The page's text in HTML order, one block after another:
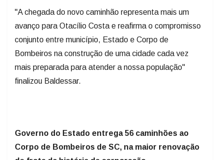
"A chegada do novo caminhão representa mais um
avanço para Otacílio Costa e reafirma o compromisso
conjunto entre município, Estado e Corpo de
Bombeiros na construção de uma cidade cada vez
mais preparada para atender a nossa população"
finalizou Baldessar.
Governo do Estado entrega 56 caminhões ao
Corpo de Bombeiros de SC, na maior renovação